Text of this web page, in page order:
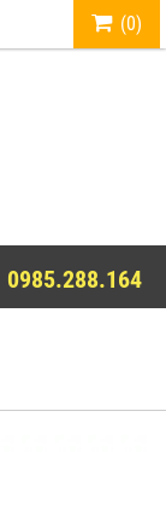
(0)
0985.288.164